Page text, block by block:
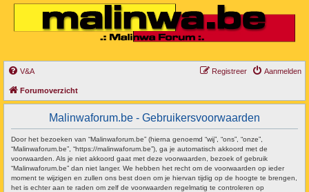
V&A Aanmelden
Registreer
Forumoverzicht
Malinwaforum.be - Gebruikersvoorwaarden
Door het bezoeken van “Malinwaforum.be” (hierna genoemd “wij”, “ons”, “onze”,
“Malinwaforum.be”, “https://malinwaforum.be”), ga je automatisch akkoord met de
voorwaarden. Als je niet akkoord gaat met deze voorwaarden, bezoek of gebruik
“Malinwaforum.be” dan niet langer. We hebben het recht om de voorwaarden op ieder
moment te wijzigen en zullen ons best doen om je hiervan tijdig op de hoogte te brengen,
het is echter aan te raden om zelf de voorwaarden regelmatig te controleren op